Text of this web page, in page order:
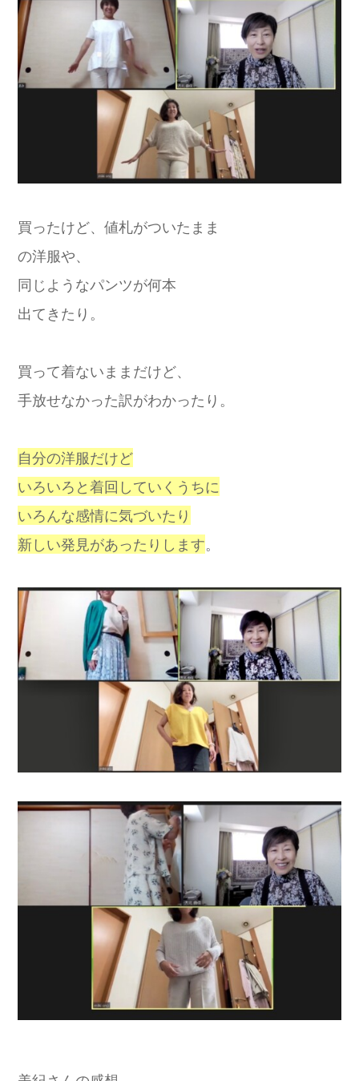
買ったけど、値札がついたまま
の洋服や、
同じようなパンツが何本
出てきたり。
買って着ないままだけど、
手放せなかった訳がわかったり。
自分の洋服だけど
いろいろと着回していくうちに
いろんな感情に気づいたり
新しい発見があったりします。